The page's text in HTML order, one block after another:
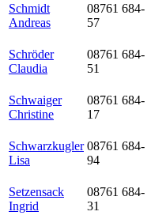
Schmidt
Andreas
08761 684-
57
Schröder
Claudia
08761 684-
51
Schwaiger
Christine
08761 684-
17
Schwarzkugler
Lisa
08761 684-
94
Setzensack
Ingrid
08761 684-
31